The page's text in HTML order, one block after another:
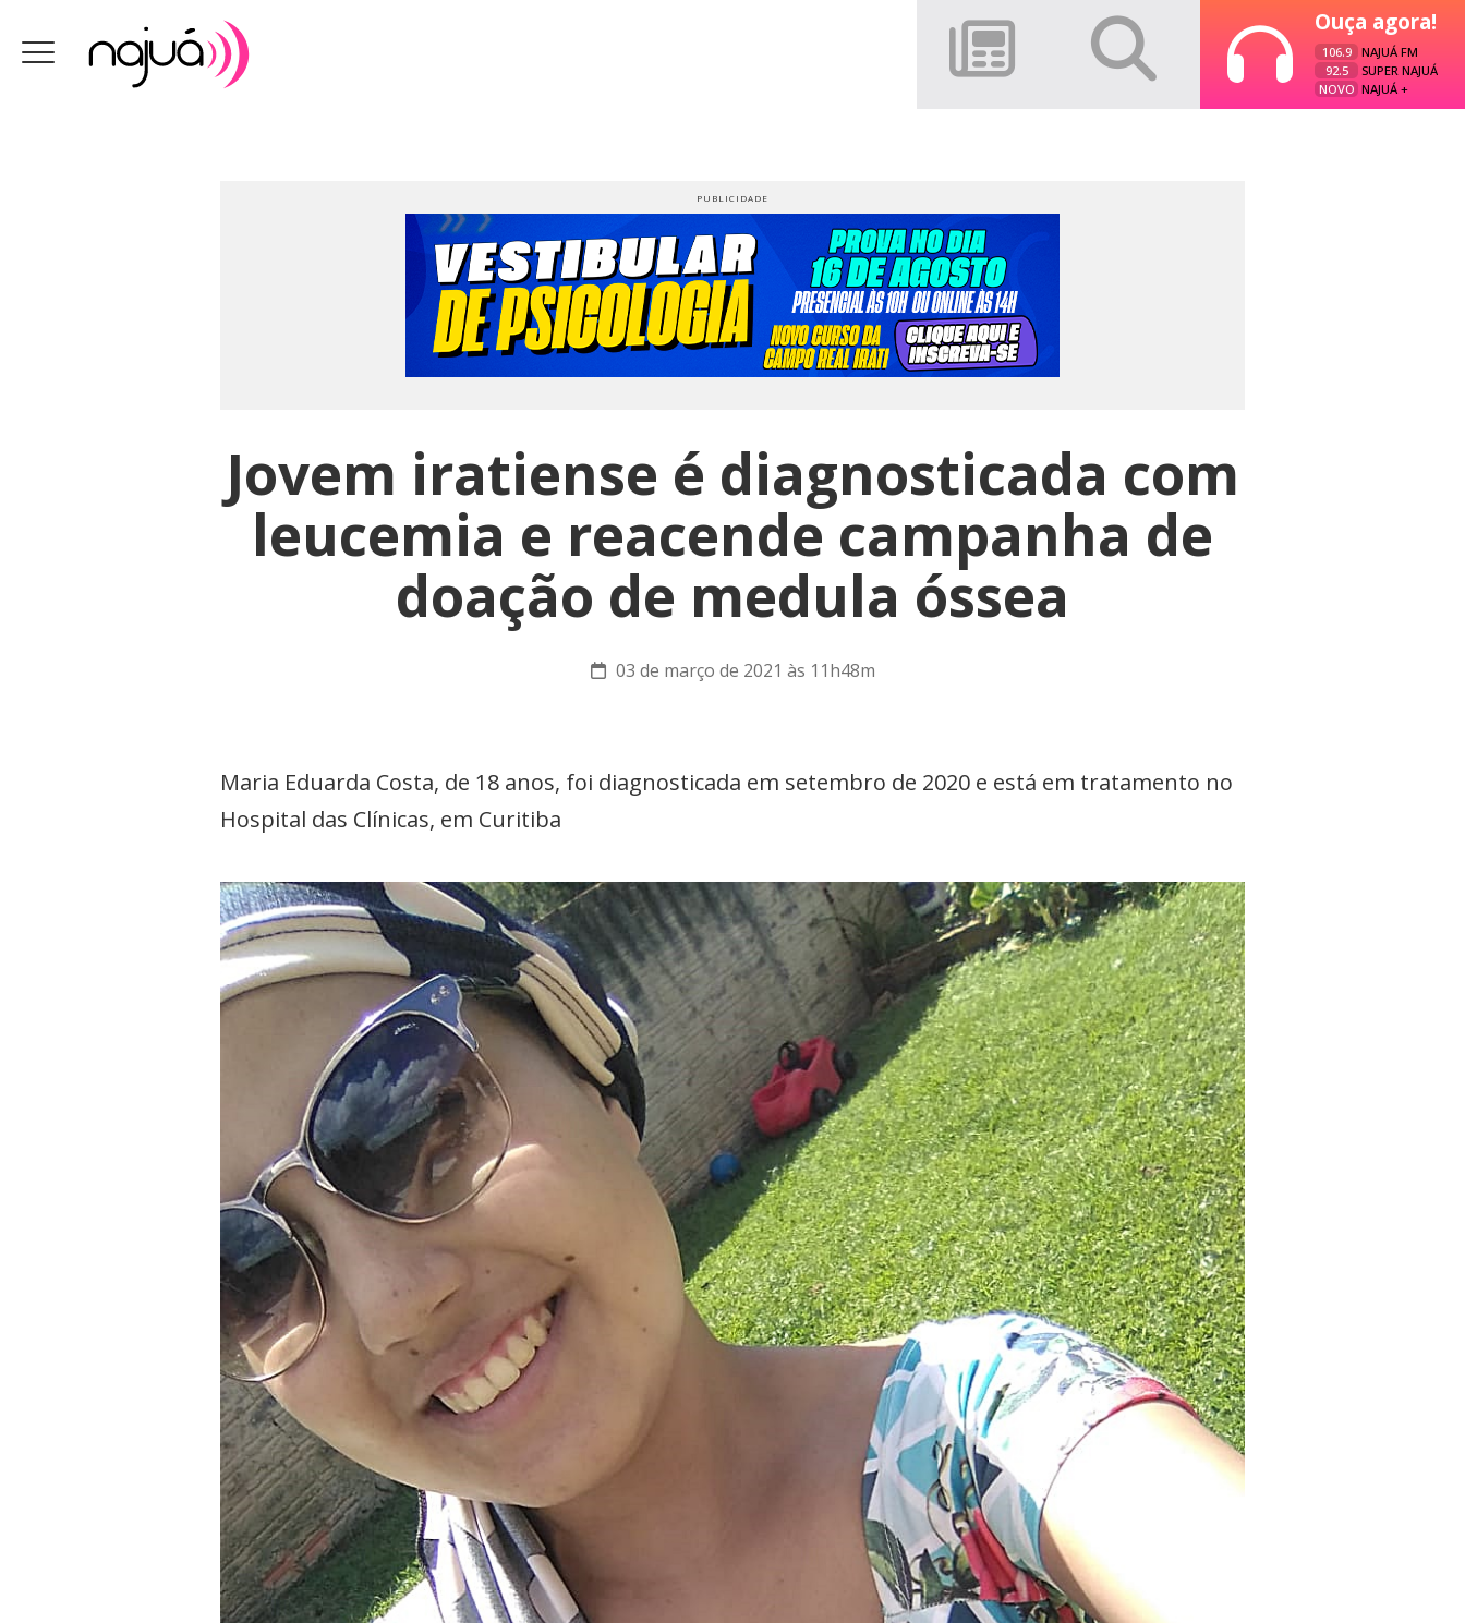
Ouça agora!
106.9
NAJUÁ FM
92.5
SUPER NAJUÁ
NOVO NAJUÁ +
Jovem iratiense é diagnosticada com
leucemia e reacende campanha de
doação de medula óssea
03 de março de 2021 às 11h48m
Maria Eduarda Costa, de 18 anos, foi diagnosticada em setembro de 2020 e está em tratamento no
Hospital das Clínicas, em Curitiba